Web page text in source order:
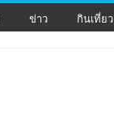
ข่าว กินเที่ยว